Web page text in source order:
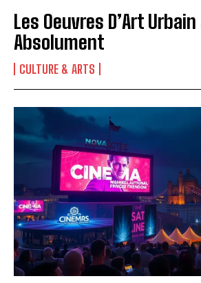
INSCRIPTION
Les Oeuvres D’Art
Absolument
CULTURE & ARTS